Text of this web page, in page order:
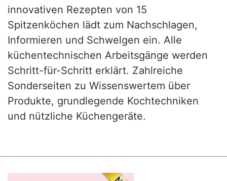
innovativen Rezepten von 15
Spitzenköchen lädt zum Nachschlagen,
Informieren und Schwelgen ein. Alle
küchentechnischen Arbeitsgänge werden
Schritt-für-Schritt erklärt. Zahlreiche
Sonderseiten zu Wissenswertem über
Produkte, grundlegende Kochtechniken
und nützliche Küchengeräte.